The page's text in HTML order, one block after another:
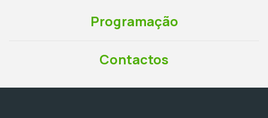
Programação
Contactos